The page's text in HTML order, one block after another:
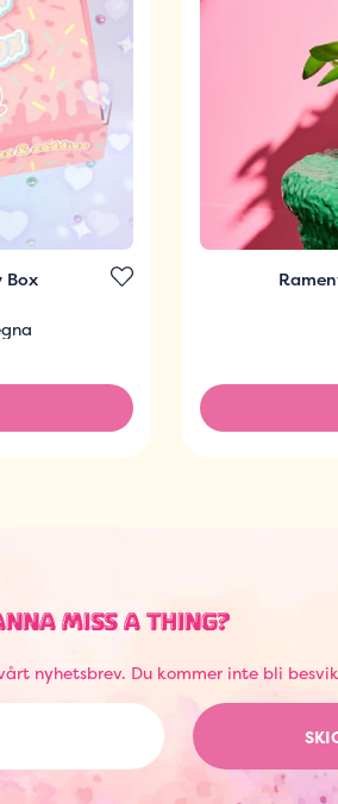
Box
MISS A THING?
nyhetsbrev. Du kommer inte bli